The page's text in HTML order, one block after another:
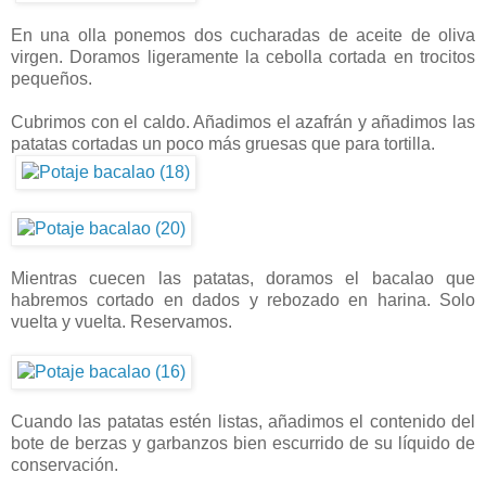
En una olla ponemos dos cucharadas de aceite de oliva
virgen. Doramos ligeramente la cebolla cortada en trocitos
pequeños.
Cubrimos con el caldo. Añadimos el azafrán y añadimos las
patatas cortadas un poco más gruesas que para tortilla.
Mientras cuecen las patatas, doramos el bacalao que
habremos cortado en dados y rebozado en harina. Solo
vuelta y vuelta. Reservamos.
Cuando las patatas estén listas, añadimos el contenido del
bote de berzas y garbanzos bien escurrido de su líquido de
conservación.